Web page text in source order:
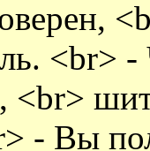
<br> -
<br>
- Вы